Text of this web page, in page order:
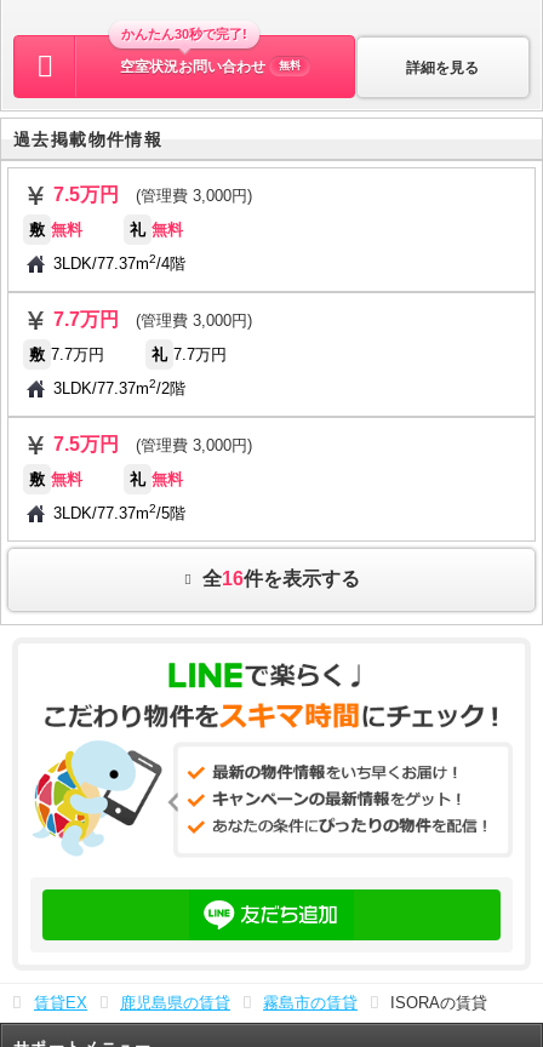
詳細を見る
かんたん30秒で完了!
空室状況お問い合わせ 無料
過去掲載物件情報
7.5万円
(管理費 3,000円)
敷 無料 礼 無料
3LDK/77.37m2/4階
7.7万円
(管理費 3,000円)
敷 7.7万円 礼 7.7万円
3LDK/77.37m2/2階
7.5万円
(管理費 3,000円)
敷 無料 礼 無料
3LDK/77.37m2/5階
全16件を表示する
賃貸EX 鹿児島県の賃貸 霧島市の賃貸 ISORAの賃貸